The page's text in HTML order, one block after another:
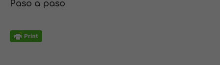
Paso a paso